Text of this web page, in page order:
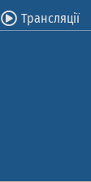
Трансляції